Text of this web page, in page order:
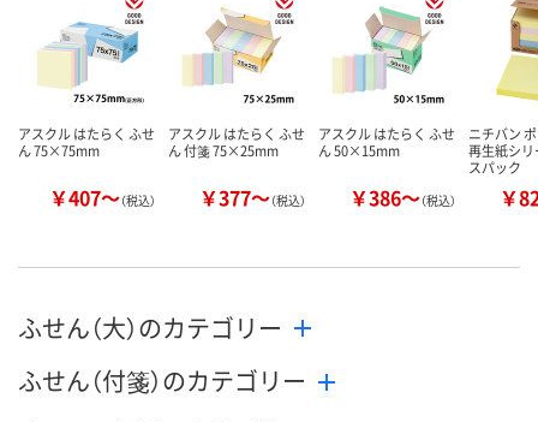
アスクル はたらく ふせ
ん 75×75mm
￥407～（税込）
アスクル はたらく ふせ
ん 付箋 75×25mm
￥377～（税込）
アスクル はたらく ふせ
ん 50×15mm
￥386～（税込）
ニチバン
再生紙シ
スパック
￥
ふせん（大）のカテゴリー
ふせん（付箋）のカテゴリー